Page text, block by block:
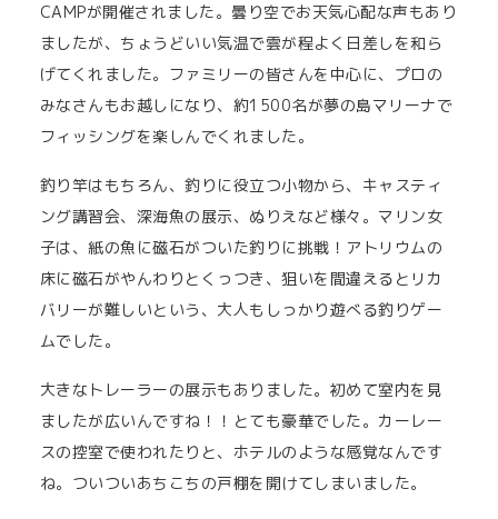
CAMPが開催されました。曇り空でお天気心配な声もあり
ましたが、ちょうどいい気温で雲が程よく日差しを和ら
げてくれました。ファミリーの皆さんを中心に、プロの
みなさんもお越しになり、約1500名が夢の島マリーナで
フィッシングを楽しんでくれました。
釣り竿はもちろん、釣りに役立つ小物から、キャスティ
ング講習会、深海魚の展示、ぬりえなど様々。マリン女
子は、紙の魚に磁石がついた釣りに挑戦！アトリウムの
床に磁石がやんわりとくっつき、狙いを間違えるとリカ
バリーが難しいという、大人もしっかり遊べる釣りゲー
ムでした。
大きなトレーラーの展示もありました。初めて室内を見
ましたが広いんですね！！とても豪華でした。カーレー
スの控室で使われたりと、ホテルのような感覚なんです
ね。ついついあちこちの戸棚を開けてしまいました。